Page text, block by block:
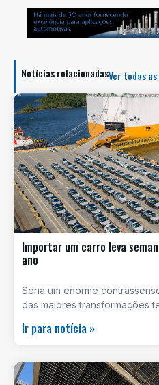
Notícias relacionadasVer todas
Importar um carro leva
ano
Seria um enorme
das maiores transformações
Ir para notícia »